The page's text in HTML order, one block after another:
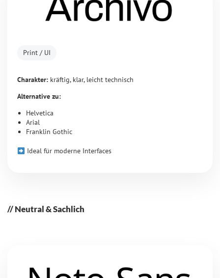
Print / UI
Charakter: kräftig, klar, leicht technisch
Alternative zu:
Helvetica
Arial
Franklin Gothic
Ideal für moderne Interfaces
Neutral & Sachlich